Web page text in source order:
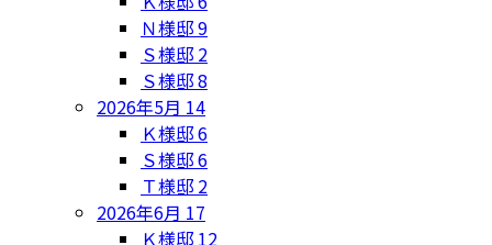
Ｎ様邸9
Ｓ様邸 2
Ｓ様邸8
2026年5月 14
Ｋ様邸6
Ｓ様邸6
Ｔ様邸 2
2026年6月 17
Ｋ様邸 12